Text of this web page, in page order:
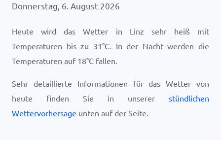
Donnerstag, 6. August 2026
Heute wird das Wetter in Linz sehr heiß mit
Temperaturen bis zu 31°C. In der Nacht werden die
Temperaturen auf 18°C fallen.
Sehr detaillierte Informationen für das Wetter von
heute finden Sie in unserer stündlichen
Wettervorhersage unten auf der Seite.